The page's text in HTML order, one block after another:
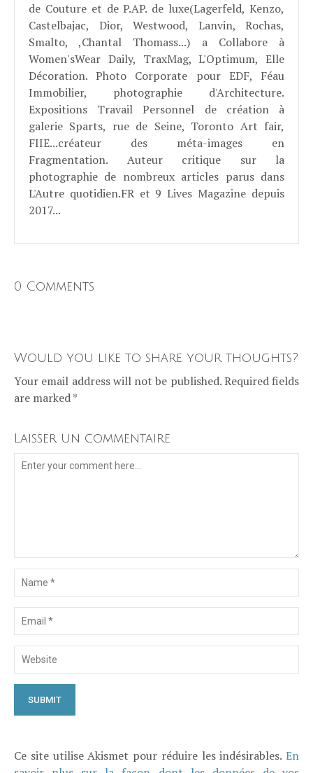
de Couture et de P.AP. de luxe(Lagerfeld, Kenzo,
Castelbajac, Dior, Westwood, Lanvin, Rochas,
Smalto, ,Chantal Thomass...) a Collabore à
Women'sWear Daily, TraxMag, L'Optimum, Elle
Décoration. Photo Corporate pour EDF, Féau
Immobilier, photographie d'Architecture.
Expositions Travail Personnel de création à
galerie Sparts, rue de Seine, Toronto Art fair,
FIIE...créateur des méta-images en
Fragmentation. Auteur critique sur la
photographie de nombreux articles parus dans
L'Autre quotidien.FR et 9 Lives Magazine depuis
2017...
0 Comments
Would you like to share your thoughts?
Your email address will not be published. Required fields
are marked *
Laisser un commentaire
Ce site utilise Akismet pour réduire les indésirables. En